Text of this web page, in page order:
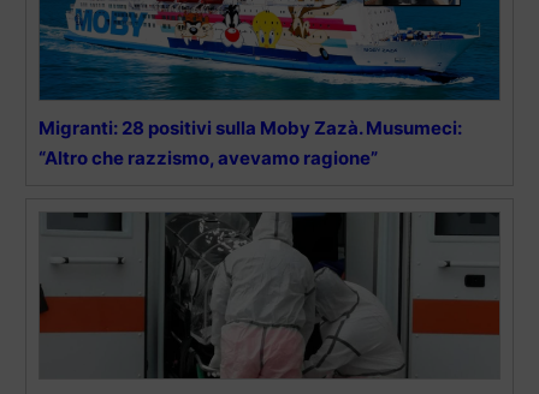
Migranti: 28 positivi sulla Moby Zazà. Musumeci:
“Altro che razzismo, avevamo ragione”